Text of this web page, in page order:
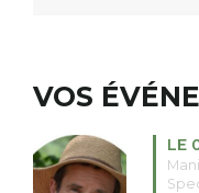
VOS
LE